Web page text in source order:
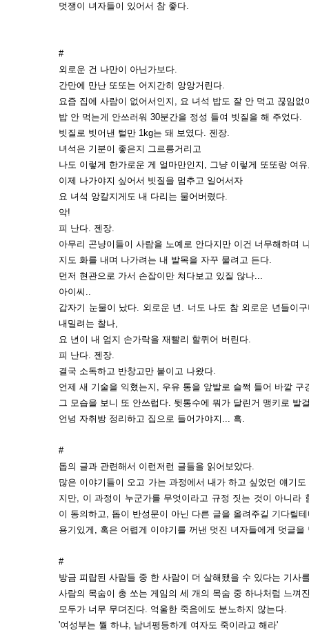
멋쟁이 녀자들이 있어서 참 좋다.
#
외로운 건 나만이 아닌가보다.
간만에 만난 또또는 어지간히 앙앙거린다.
요즘 집에 사람이 없어서인지, 요 녀석 밥도 잘 안 먹고 끊임없
밥 안 먹는게 안쓰러워 30분간을 정성 들여 빗질을 해 주었다.
빗질로 빗어낸 털만 1kg는 돼 보였다. 젠장.
녀석은 기분이 좋은지 그르릉거리고
나도 이렇게 한가로운 게 얼마만인지, 그냥 이렇게 또또랑 여
이제 나가야지 싶어서 빗질을 멈추고 일어서자
요 녀석 앙칼지게도 내 다리는 물어버렸다.
악!
피 난다. 젠장.
아무리 곤냥이들이 사람을 노예로 안다지만 이건 너무해하며
지도 화를 내며 나가려는 내 발목을 자꾸 물려고 든다.
먼저 현관으로 가서 손잡이만 쳐다보고 있질 않나...
아이씨..
갑자기 눈물이 났다. 외로운 년. 너도 나도 참 외로운 년들이
내밀려는 찰나,
요 년이 내 엄지 손가락을 재빨리 할퀴어 버린다.
피 난다. 젠장.
결국 소독하고 반창고만 붙이고 나왔다.
언제 새 기술을 익혔는지, 우유 통을 앞발로 슬쩍 들어 바깥 구
그 모습을 보니 또 안쓰럽다. 뒷통수에 뭐가 달린거 맹키로 발
언넝 자취방 정리하고 집으로 들어가야지... 흑.
#
돕의 글과 관련해서 이런저런 글들을 읽어보았다.
많은 이야기들이 오고 가는 과정에서 내가 하고 싶었던 얘기
지만, 이 과정이 누군가를 무엇이라고 규정 짓는 것이 아니라
이 동의하고, 돕이 반성문이 아닌 다른 글을 올려주길 기다릴
용기있게, 혹은 어렵게 이야기를 꺼낸 멋진 녀자들에게 덧글
#
방금 피랍된 사람들 중 한 사람이 더 살해됐을 수 있다는 기사
사람의 목숨이 총 쏘는 게임의 세 개의 목숨 중 하나처럼 느껴
모두가 너무 무뎌진다. 억울한 죽음에도 분노하지 않는다.
'여성부는 뭘 하냐, 남녀평등하게 여자도 죽이라고 해라'